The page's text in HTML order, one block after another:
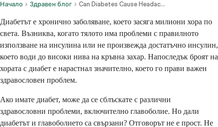
Начало Здравен блог Can Diabetes Cause Headaches
Диабетът е хронично заболяване, което засяга милиони хора по
света. Възниква, когато тялото има проблеми с правилното
използване на инсулина или не произвежда достатъчно инсулин,
което води до високи нива на кръвна захар. Напоследък броят на
хората с диабет е нарастнал значително, което го прави важен
здравословен проблем.
Ако имате диабет, може да се сблъскате с различни
здравословни проблеми, включително главоболие. Но дали
диабетът и главоболието са свързани? Отговорът не е прост. Не